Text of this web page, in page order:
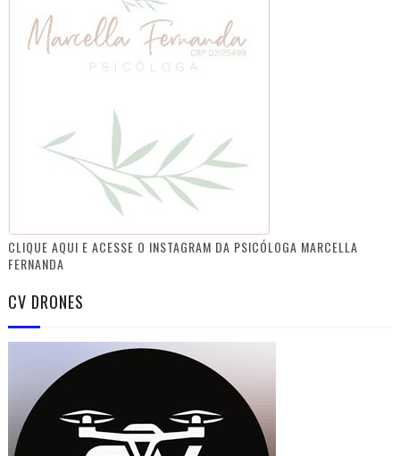
CLIQUE AQUI E ACESSE O INSTAGRAM DA PSICÓLOGA MARCELLA
FERNANDA
CV DRONES